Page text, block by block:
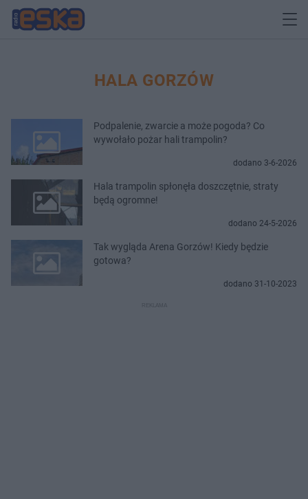
HALA GORZÓW
Podpalenie, zwarcie a może pogoda? Co
wywołało pożar hali trampolin?
dodano 3-6-2026
Hala trampolin spłonęła doszczętnie, straty
będą ogromne!
dodano 24-5-2026
Tak wygląda Arena Gorzów! Kiedy będzie
gotowa?
dodano 31-10-2023